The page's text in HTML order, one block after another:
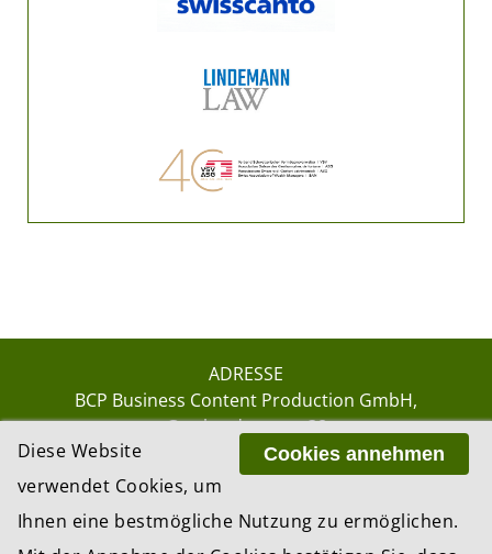
ADRESSE
BCP Business Content Production GmbH
Gotthardstrasse 38
8002 ZürichCookies annehmen
Diese Website
verwendet Cookies, um
Ihnen eine bestmögliche Nutzung zu ermöglichen.